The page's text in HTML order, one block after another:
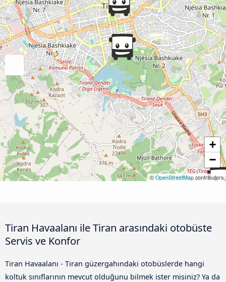
+
−
©OpenStreetMap contributors
Tiran Havaalanı ile Tiran arasındaki otobüste
Servis ve Konfor
Tiran Havaalanı - Tiran güzergahındaki otobüslerde hangi
koltuk sınıflarının mevcut olduğunu bilmek ister misiniz? Ya da